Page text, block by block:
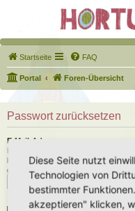
Startseite FAQ
Portal Foren-Übersicht
Passwort zurücksetzen
E-Mail-Adresse:
Du musst die E-Mail-Adresse
bei der Registrierung angegeben
geändert.
Diese Seite nutzt
Technologien von
bestimmter
akzeptieren" klicken,